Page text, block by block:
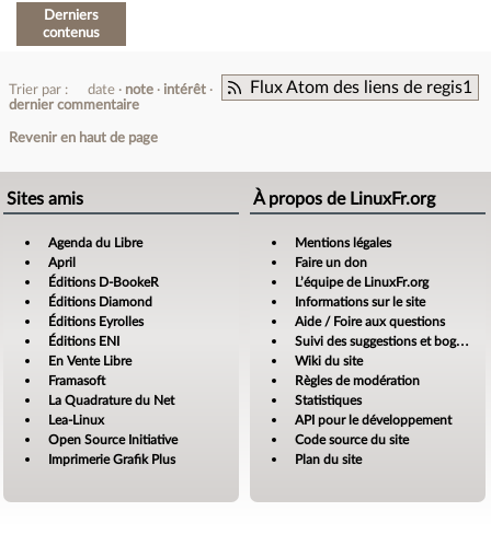
Derniers
contenus
Flux Atom des liens de regis1
Trier par : date note
intérêt
dernier commentaire
Revenir en haut de page
Sites amis
Agenda du Libre
April
Éditions D-BookeR
Éditions Diamond
Éditions Eyrolles
Éditions ENI
En Vente Libre
Framasoft
La Quadrature du Net
Lea-Linux
Open Source Initiative
Imprimerie Grafik Plus
À propos de LinuxFr.org
Mentions légales
Faire un don
L’équipe de LinuxFr.org
Informations sur le site
Aide / Foire aux questions
Suivi des suggestions et bogues
Wiki du site
Règles de modération
Statistiques
API pour le développement
Code source du site
Plan du site